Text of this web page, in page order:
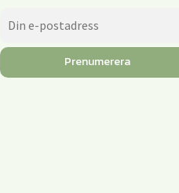
Prenumerera